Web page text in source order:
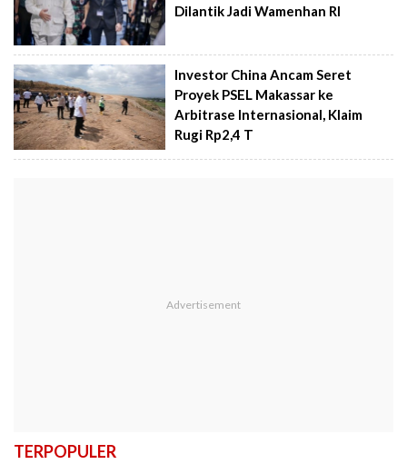
Dilantik Jadi Wamenhan RI
Investor China Ancam Seret
Proyek PSEL Makassar ke
Arbitrase Internasional, Klaim
Rugi Rp2,4 T
TERPOPULER